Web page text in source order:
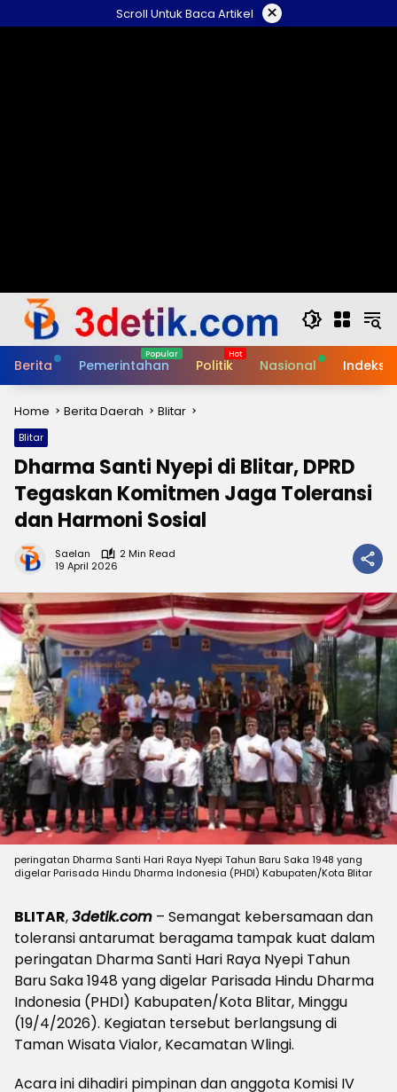
to
Scroll Untuk Baca Artikel ×
Berita Pemerintahan Politik Nasional Indeks
Home Berita Daerah Blitar
Blitar
Dharma Santi Nyepi di Blitar, DPRD
Tegaskan Komitmen Jaga Toleransi
dan Harmoni Sosial
Saelan
2 Min Read
19 April 2026
peringatan Dharma Santi Hari Raya Nyepi Tahun Baru Saka 1948 yang
digelar Parisada Hindu Dharma Indonesia (PHDI) Kabupaten/Kota Blitar
BLITAR,3detik.com – Semangat kebersamaan dan
toleransi antarumat beragama tampak kuat dalam
peringatan Dharma Santi Hari Raya Nyepi Tahun
Baru Saka 1948 yang digelar Parisada Hindu Dharma
Indonesia (PHDI) Kabupaten/Kota Blitar, Minggu
(19/4/2026). Kegiatan tersebut berlangsung di
Taman Wisata Vialor, Kecamatan Wlingi.
Acara ini dihadiri pimpinan dan anggota Komisi IV